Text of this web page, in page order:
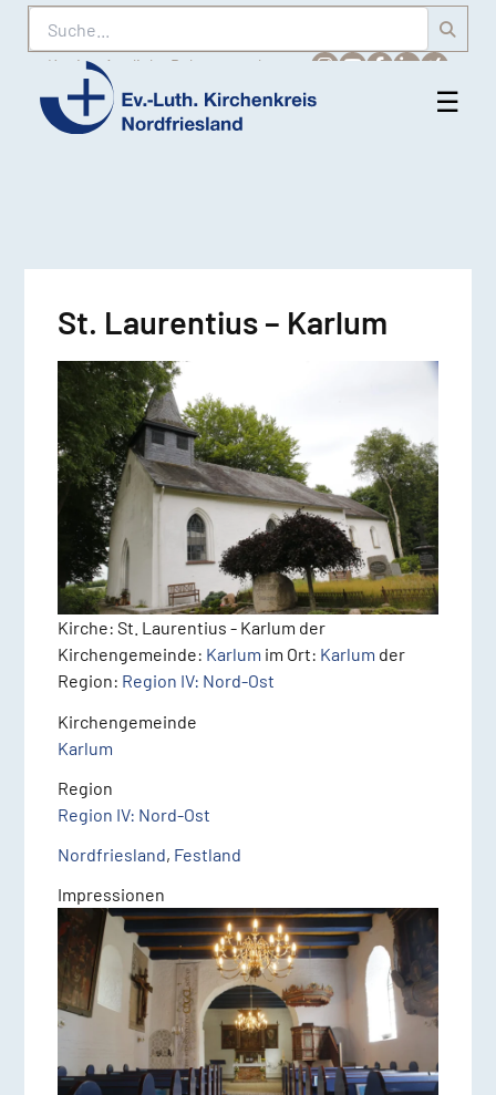
Suche
Karriere Amtliche Bekanntmachungen
Ev.-
☰
St. Laurentius – Karlum
Kirche: St. Laurentius - Karlum der
Kirchengemeinde: Karlum im Ort: Karlum der
Region: Region IV: Nord-Ost
Kirchengemeinde
Karlum
Region
Region IV: Nord-Ost
Nordfriesland, Festland
Impressionen